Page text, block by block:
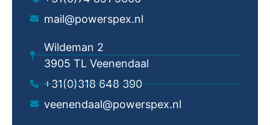
mail@powerspex.nl
Wildeman 2
3905 TL Veenendaal
+31(0)318 648 390
veenendaal@powerspex.nl